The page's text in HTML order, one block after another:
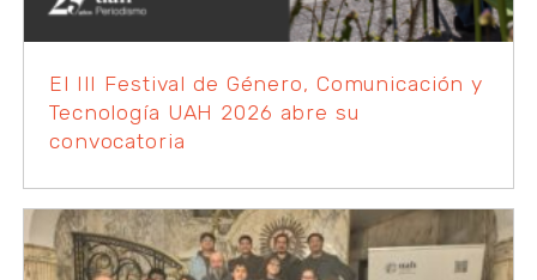
El III Festival de Género, Comunicación y
Tecnología UAH 2026 abre su
convocatoria